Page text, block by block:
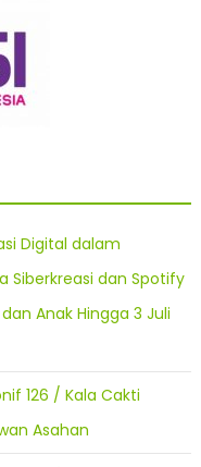
Digital dalam
Siberkreasi dan Spotify
Anak Hingga 3 Juli
126 / Kala Cakti
Asahan